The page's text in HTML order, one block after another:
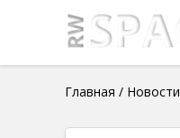
Главная / Новости